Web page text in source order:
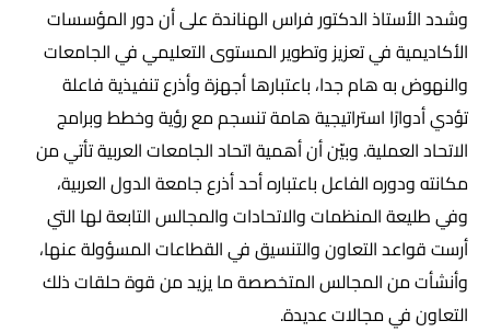
وشدد الأستاذ الدكتور فراس الهناندة على أن دور المؤسسات
الأكاديمية في تعزيز وتطوير المستوى التعليمي في الجامعات
والنهوض به هام جدا، باعتبارها أجهزة وأذرع تنفيذية فاعلة
تؤدي أدوارًا استراتيجية هامة تنسجم مع رؤية وخطط وبرامج
الاتحاد العملية. وبيّن أن أهمية اتحاد الجامعات العربية تأتي من
مكانته ودوره الفاعل باعتباره أحد أذرع جامعة الدول العربية،
وفي طليعة المنظمات والاتحادات والمجالس التابعة لها التي
أرست قواعد التعاون والتنسيق في القطاعات المسؤولة عنها،
وأنشأت من المجالس المتخصصة ما يزيد من قوة حلقات ذلك
التعاون في مجالات عديدة.